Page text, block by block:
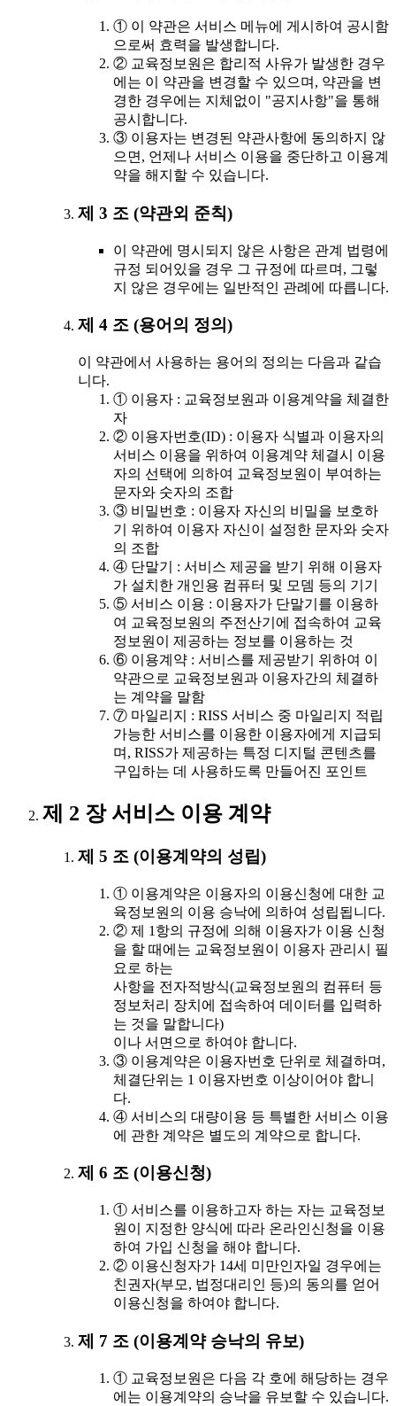
① 이 약관은 서비스 메뉴에 게시하여 공시함
으로써 효력을 발생합니다.
② 교육정보원은 합리적 사유가 발생한 경우
에는 이 약관을 변경할 수 있으며, 약관을 변
경한 경우에는 지체없이 "공지사항"을 통해
공시합니다.
③ 이용자는 변경된 약관사항에 동의하지 않
으면, 언제나 서비스 이용을 중단하고 이용계
약을 해지할 수 있습니다.
제 3 조 (약관외 준칙)
이 약관에 명시되지 않은 사항은 관계 법령에
규정 되어있을 경우 그 규정에 따르며, 그렇
지 않은 경우에는 일반적인 관례에 따릅니다.
제 4 조 (용어의 정의)
이 약관에서 사용하는 용어의 정의는 다음과 같습
니다.
① 이용자 : 교육정보원과 이용계약을 체결한
자
② 이용자번호(ID) : 이용자 식별과 이용자의
서비스 이용을 위하여 이용계약 체결시 이용
자의 선택에 의하여 교육정보원이 부여하는
문자와 숫자의 조합
③ 비밀번호 : 이용자 자신의 비밀을 보호하
기 위하여 이용자 자신이 설정한 문자와 숫자
의 조합
④ 단말기 : 서비스 제공을 받기 위해 이용자
가 설치한 개인용 컴퓨터 및 모뎀 등의 기기
⑤ 서비스 이용 : 이용자가 단말기를 이용하
여 교육정보원의 주전산기에 접속하여 교육
정보원이 제공하는 정보를 이용하는 것
⑥ 이용계약 : 서비스를 제공받기 위하여 이
약관으로 교육정보원과 이용자간의 체결하
는 계약을 말함
⑦ 마일리지 : RISS 서비스 중 마일리지 적립
가능한 서비스를 이용한 이용자에게 지급되
며, RISS가 제공하는 특정 디지털 콘텐츠를
구입하는 데 사용하도록 만들어진 포인트
제 2 장 서비스 이용 계약
제 5 조 (이용계약의 성립)
① 이용계약은 이용자의 이용신청에 대한 교
육정보원의 이용 승낙에 의하여 성립됩니다.
② 제 1항의 규정에 의해 이용자가 이용 신청
을 할 때에는 교육정보원이 이용자 관리시 필
요로 하는
사항을 전자적방식(교육정보원의 컴퓨터 등
정보처리 장치에 접속하여 데이터를 입력하
는 것을 말합니다)
이나 서면으로 하여야 합니다.
③ 이용계약은 이용자번호 단위로 체결하며,
체결단위는 1 이용자번호 이상이어야 합니
다.
④ 서비스의 대량이용 등 특별한 서비스 이용
에 관한 계약은 별도의 계약으로 합니다.
제 6 조 (이용신청)
① 서비스를 이용하고자 하는 자는 교육정보
원이 지정한 양식에 따라 온라인신청을 이용
하여 가입 신청을 해야 합니다.
② 이용신청자가 14세 미만인자일 경우에는
친권자(부모, 법정대리인 등)의 동의를 얻어
이용신청을 하여야 합니다.
제 7 조 (이용계약 승낙의 유보)
① 교육정보원은 다음 각 호에 해당하는 경우
에는 이용계약의 승낙을 유보할 수 있습니다.